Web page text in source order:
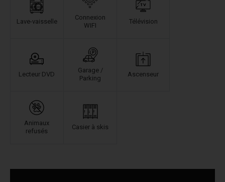
Lave-vaisselle
Connexion
WIFI
Télévision
Lecteur DVD
Garage /
Parking
Ascenseur
Animaux
refusés
Casier à skis